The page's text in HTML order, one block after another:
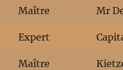
Maître Mr
Expert
Maître